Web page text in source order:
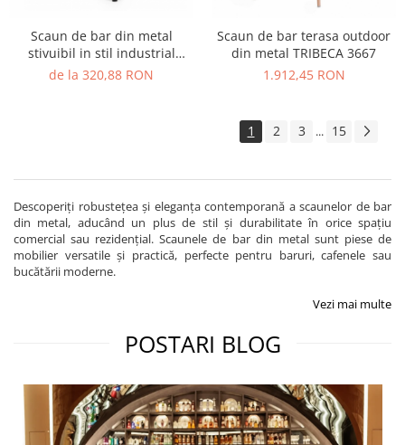
Scaun de bar din metal
stivuibil in stil industrial
TOLIX STOOL STYLE
de la 320,88 RON
Scaun de bar terasa outdoor
din metal TRIBECA 3667
1.912,45 RON
1 2 3 ... 15
Descoperiți robustețea și eleganța contemporană a scaunelor de bar
din metal, aducând un plus de stil și durabilitate în orice spațiu
comercial sau rezidențial. Scaunele de bar din metal sunt piese de
mobilier versatile și practică, perfecte pentru baruri, cafenele sau
bucătării moderne.
Vezi mai multe
POSTARI BLOG